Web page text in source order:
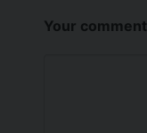
Your comment